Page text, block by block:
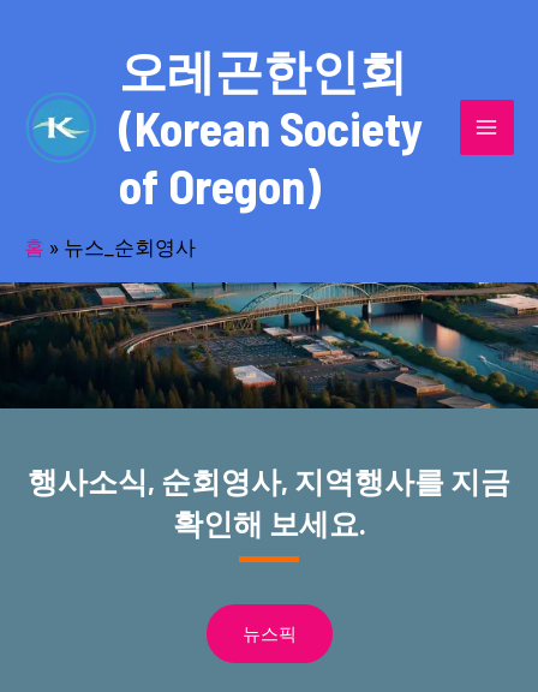
오레곤한인회
(Korean Society
of Oregon)
홈 » 뉴스_순회영사
반세기의 세월을 품고 동포사회를 섬겨온
오레곤한인회!
행사소식, 순회영사, 지역행사를 지금
확인해 보세요.
뉴스픽